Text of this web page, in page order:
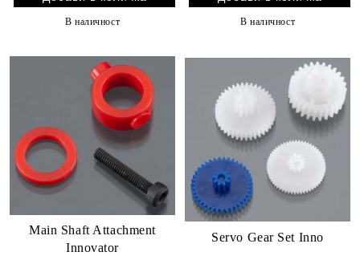
В наличност В наличност
Main Shaft Attachment
Innovator
Servo Gear Set Inno